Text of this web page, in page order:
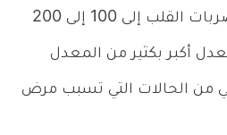
فيمكن أن يصل معدل ضربات القلب إلى 100 إلى 200
أكبر بكثير من المعدل
من الحالات التي تسبب مرض